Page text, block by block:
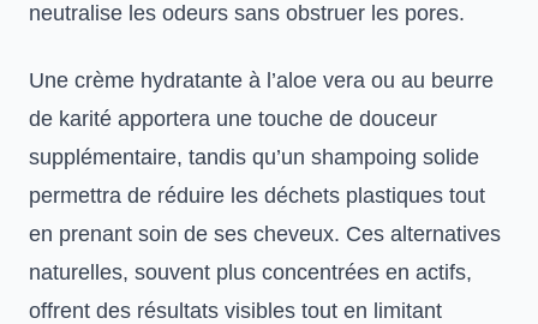
neutralise les odeurs sans obstruer les pores.
Une crème hydratante à l’aloe vera ou au beurre
de karité apportera une touche de douceur
supplémentaire, tandis qu’un shampoing solide
permettra de réduire les déchets plastiques tout
en prenant soin de ses cheveux. Ces alternatives
naturelles, souvent plus concentrées en actifs,
offrent des résultats visibles tout en limitant